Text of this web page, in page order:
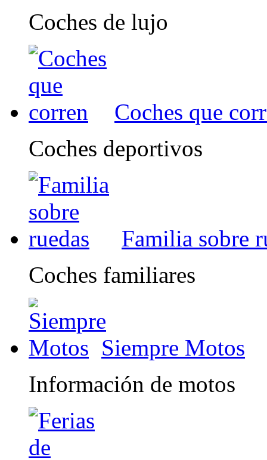
Coches de lujo
Coches que
Coches deportivos
Familia sobre
Coches familiares
Siempre Motos
Información de motos